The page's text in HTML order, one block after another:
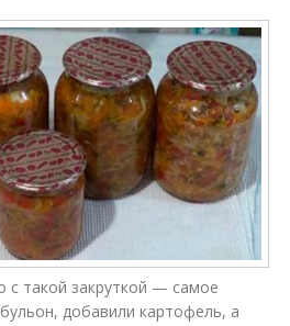
с такой закруткой — самое
добавили картофель, а